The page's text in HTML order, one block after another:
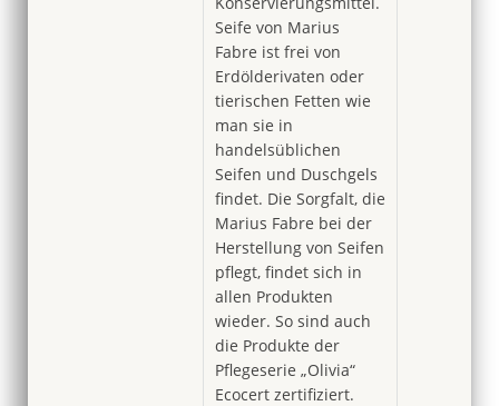
Seife von Marius
Fabre ist frei von
Erdölderivaten oder
tierischen Fetten wie
man sie in
handelsüblichen
Seifen und Duschgels
findet. Die Sorgfalt, die
Marius Fabre bei der
Herstellung von Seifen
pflegt, findet sich in
allen Produkten
wieder. So sind auch
die Produkte der
Pflegeserie „Olivia“
Ecocert zertifiziert.